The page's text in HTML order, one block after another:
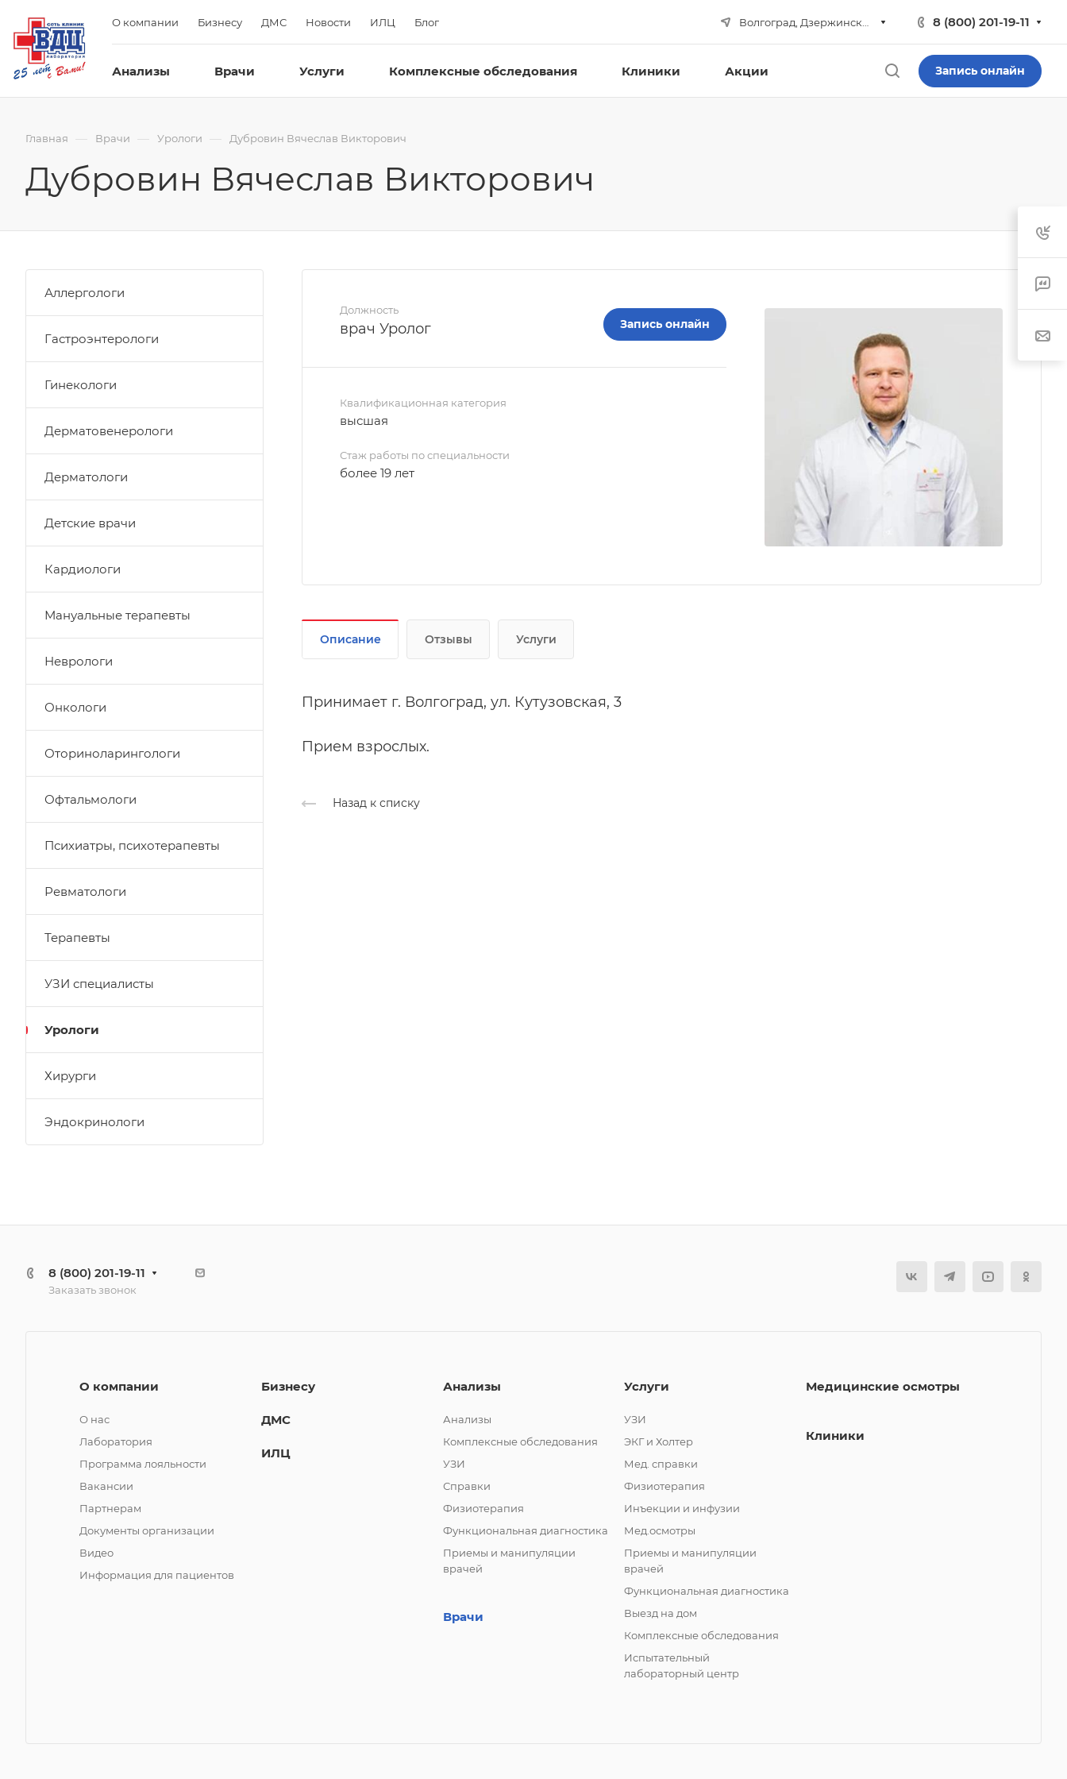
О компании Бизнесу ДМС Новости ИЛЦ Блог 8 (800) 201-19-11
Анализы Врачи Услуги Комплексные обследования Клиники Акции Запись онлайн
Главная — Врачи — Урологи — Дубровин Вячеслав Викторович
Дубровин Вячеслав Викторович
Должность
врач Уролог Запись онлайн
Квалификационная категория
высшая
Стаж работы по специальности
более 19 лет
Описание Отзывы Услуги
Принимает г. Волгоград, ул. Кутузовская, 3
Прием взрослых.
Назад к списку
Аллергологи
Гастроэнтерологи
Гинекологи
Дерматовенерологи
Дерматологи
Детские врачи
Кардиологи
Мануальные терапевты
Неврологи
Онкологи
Оториноларингологи
Офтальмологи
Психиатры, психотерапевты
Ревматологи
Терапевты
УЗИ специалисты
Урологи
Хирурги
Эндокринологи
8 (800) 201-19-11
Заказать звонок
О компании
О нас
Лаборатория
Программа лояльности
Вакансии
Партнерам
Документы организации
Видео
Информация для пациентов
Бизнесу
ДМС
ИЛЦ
Анализы
Анализы
Комплексные обследования
УЗИ
Справки
Физиотерапия
Функциональная диагностика
Приемы и манипуляции
врачей
Врачи
Услуги
УЗИ
ЭКГ и Холтер
Мед. справки
Физиотерапия
Инъекции и инфузии
Мед.осмотры
Приемы и манипуляции
врачей
Функциональная диагностика
Выезд на дом
Комплексные обследования
Испытательный
лабораторный центр
Медицинские осмотры
Клиники